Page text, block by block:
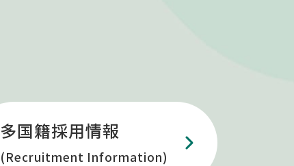
多国籍採用情報
(Recruitment Information)